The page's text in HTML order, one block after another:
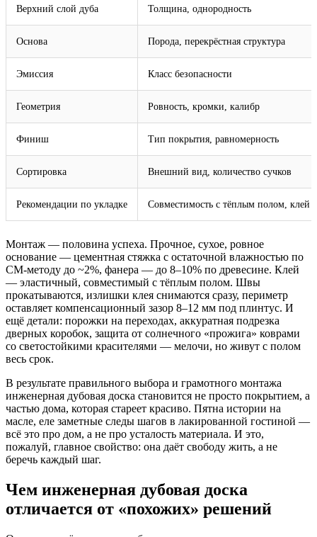
Верхний слой дуба Толщина, однородность
Основа Порода, перекрёстная структура
Эмиссия Класс безопасности
Геометрия Ровность, кромки, калибр
Финиш Тип покрытия, равномерность
Сортировка Внешний вид, количество сучков
Рекомендации по укладке Совместимость с тёплым полом, клей
Монтаж — половина успеха. Прочное, сухое, ровное
основание — цементная стяжка с остаточной влажностью по
CM‑методу до ~2%, фанера — до 8–10% по древесине. Клей
— эластичный, совместимый с тёплым полом. Швы
прокатываются, излишки клея снимаются сразу, периметр
оставляет компенсационный зазор 8–12 мм под плинтус. И
ещё детали: порожки на переходах, аккуратная подрезка
дверных коробок, защита от солнечного «прожига» коврами
со светостойкими красителями — мелочи, но живут с полом
весь срок.
В результате правильного выбора и грамотного монтажа
инженерная дубовая доска становится не просто покрытием, а
частью дома, которая стареет красиво. Пятна истории на
масле, еле заметные следы шагов в лакированной гостиной —
всё это про дом, а не про усталость материала. И это,
пожалуй, главное свойство: она даёт свободу жить, а не
беречь каждый шаг.
Чем инженерная дубовая доска
отличается от «похожих» решений